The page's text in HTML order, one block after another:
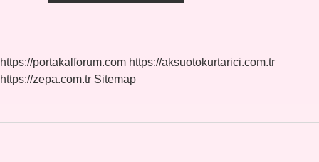
https://portakalforum.com https://aksuotokurtarici.com.tr
https://zepa.com.tr Sitemap